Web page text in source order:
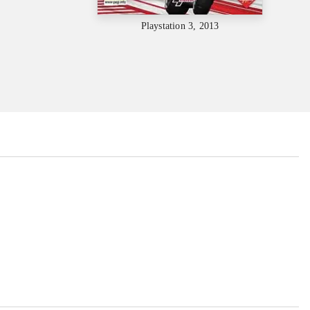
Playstation 3, 2013